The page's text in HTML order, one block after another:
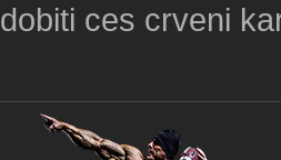
dobiti ces crveni